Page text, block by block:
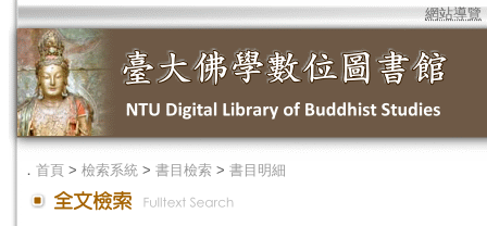
網站導覽
． 首頁 > 檢索系統 > 書目檢索 > 書目明細